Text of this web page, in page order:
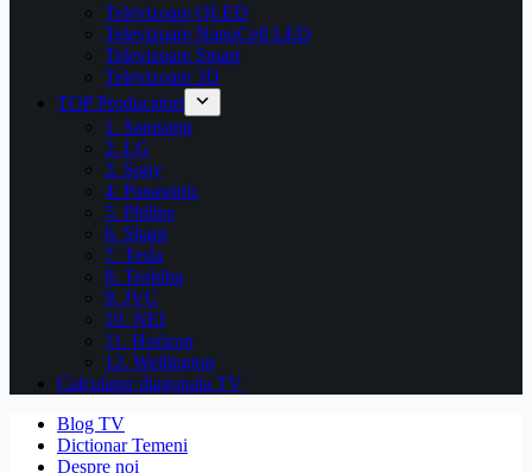
Televizoare QLED
Televizoare NanoCell LED
Televizoare Smart
Televizoare 3D
TOP Producatori
1. Samsung
2. LG
3. Sony
4. Panasonic
5. Philips
6. Sharp
7. Tesla
8. Toshiba
9. JVC
10. NEI
11. Horizon
12. Wellington
Calculator diagonala TV
Blog TV
Dictionar Temeni
Despre noi